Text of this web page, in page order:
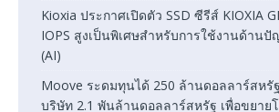
Kioxia ประกาศเปิดตัว SSD ซีรีส์ KIOXIA
IOPS สูงเป็นพิเศษสำหรับการใช้งานด้าน
(AI)
Moove ระดมทุนได้ 250 ล้านดอลลาร์สหรั
บริษัท 2.1 พันล้านดอลลาร์สหรัฐ เพื่อขยาย